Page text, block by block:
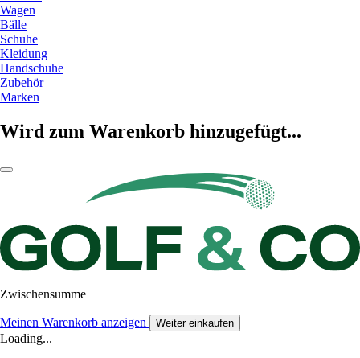
Wagen
Bälle
Schuhe
Kleidung
Handschuhe
Zubehör
Marken
Wird zum Warenkorb hinzugefügt...
Zwischensumme
Meinen Warenkorb anzeigen Weiter einkaufen
Loading...